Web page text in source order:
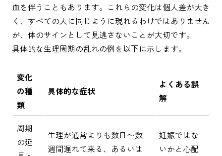
血を伴うこともあります。これらの変化は個人差が大き
く、すべての人に同じように現れるわけではありません
が、体のサインとして見逃さないことが大切です。
具体的な生理周期の乱れの例を以下に示します。
変化
の種
類
具体的な症状
よくある誤
解
周期
の延
生理が通常よりも数日〜数
週間遅れて来る、あるいは
妊娠ではな
いかと心配